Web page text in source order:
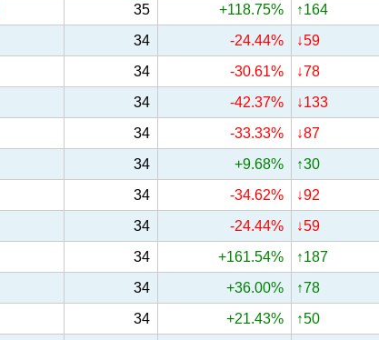
35 +118.75%
↑164
34 -24.44%
↓59
34 -30.61%
↓78
34 -42.37%
↓133
34 -33.33%
↓87
34 +9.68%
↑30
34 -34.62%
↓92
34 -24.44%
↓59
34 +161.54%
↑187
34 +36.00%
↑78
34 +21.43%
↑50